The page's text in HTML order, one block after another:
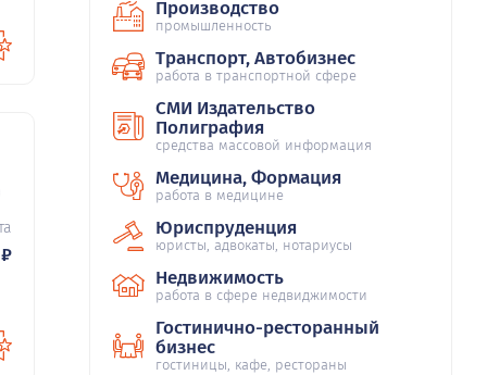
₽
Производство
промышленность
Транспорт, Автобизнес
работа в транспортной сфере
СМИ Издательство
Полиграфия
средства массовой информация
Медицина, Формация
работа в медицине
Юриспруденция
юристы, адвокаты, нотариусы
Недвижимость
работа в сфере недвиджимости
Гостинично-ресторанный
бизнес
гостиницы, кафе, рестораны